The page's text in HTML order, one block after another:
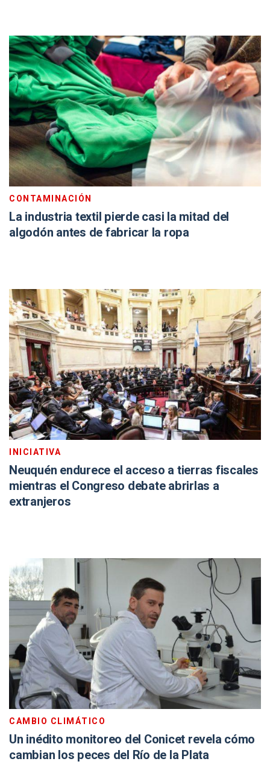
CONTAMINACIÓN
La industria textil pierde casi la mitad del
algodón antes de fabricar la ropa
INICIATIVA
Neuquén endurece el acceso a tierras fiscales
mientras el Congreso debate abrirlas a
extranjeros
CAMBIO CLIMÁTICO
Un inédito monitoreo del Conicet revela cómo
cambian los peces del Río de la Plata